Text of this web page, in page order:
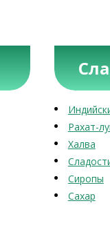
Рахат-
Халва
Сиропы
Сахар